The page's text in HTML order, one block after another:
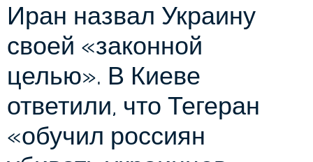
Иран назвал Украину
своей «законной
целью». В Киеве
ответили, что Тегеран
«обучил россиян